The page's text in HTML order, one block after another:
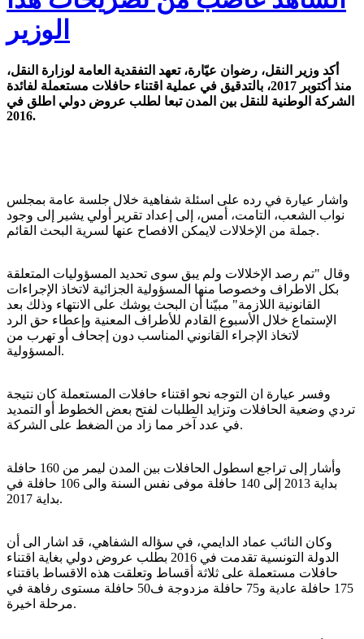
الوزير
أكد وزير النقل، رضوان عيّارة، تعهد التفقدية العامة لوزارة النقل،
منذ أكتوبر 2017، بالتدقيق في عملية اقتناء حافلات مستعملة لفائدة
الشركة الوطنية للنقل بين المدن تبعا لطلب عروض دولي اطلق في
2016.
واشار عيارة في رده على اسئلة شفاهية خلال جلسة عامة بمجلس
نواب الشعب، التامت، أمس، إلى إعداد تقرير أولي يشير إلى وجود
جملة من الإخلالات لايمكن الافصاح عنها لسرية البحث القائم.
وقال "تم رصد الإخلالات ولم يبق سوى تحديد المسؤوليات المتعلقة
بكل الاطراف وخصوصا منها المسؤولية الجزائية لاتخاذ الإجراءات
القانونية اللازمة" مبيّنا أن البحث يوشك على الانتهاء وذلك بعد
الإستماع خلال الأسبوع القادم للأطراف المعنية وإعطاء حق الرد
لاتخاذ الإجراء القانوني المناسب دون إجحاف أو تهرب من
المسؤولية.
وفسر عيارة ان التوجه نحو اقتناء حافلات المستعملة كان نتيجة
تردي وضعية الحافلات وتزايد الطلبات لفتح بعض الخطوط أو التمديد
في عدد آخر مما زاد من الضغط على الشركة.
وأشار إلى تراجع اسطول الحافلات بين المدن ليمر من 160 حافلة
بداية 2013 إلى 140 حافلة موفى نفس السنة والى 106 حافلة في
بداية 2017.
وكان النائب عماد الدايمي، في سؤاله الشفاهي، قد اشار الى أن
الدولة التونسية تقدمت في 2016 بطلب عروض دولي بغاية اقتناء
حافلات مستعملة على ثلاثة أقساط وتعلقت هذه الاقساط باقتناء
175 حافلة عادية و75 حافلة مزدوجة ف50 حافلة مستوى رفاهة في
مرحلة اخيرة.